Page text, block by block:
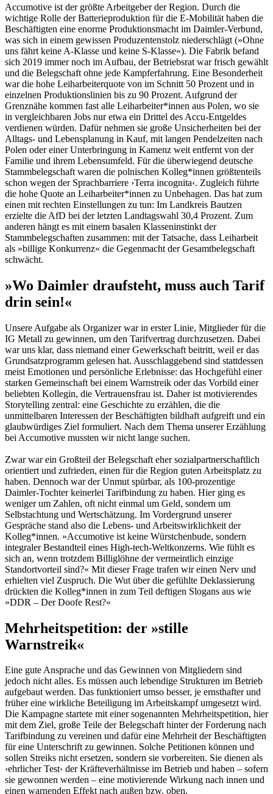
Accumotive ist der größte Arbeitgeber der Region. Durch die
wichtige Rolle der Batte­rieproduktion für die E-Mobilität haben die
Beschäftigten eine enorme Produktionsmacht im Daimler-Verbund,
was sich in einem gewissen Produzentenstolz niederschlägt (»Ohne
uns fährt keine A-Klasse und keine S-Klasse«). Die Fabrik befand
sich 2019 immer noch im Aufbau, der Betriebsrat war frisch gewählt
und die Belegschaft ohne jede Kampf­erfahrung. Eine Besonderheit
war die hohe Leiharbeiterquote von im Schnitt 50 Prozent und in
einzelnen Produktionslinien bis zu 90 Prozent. Aufgrund der
Grenznähe kommen fast alle Leiharbeiter*innen aus Polen, wo sie
in vergleichbaren Jobs nur etwa ein Drittel des Accu-Entgeldes
verdienen würden. Dafür nehmen sie große Unsicherheiten bei der
All­tags- und Lebensplanung in Kauf, mit langen Pendelzeiten nach
Polen oder einer Unterbrin­gung in Kamenz weit entfernt von der
Familie und ihrem Lebensumfeld. Für die überwiegend deutsche
Stammbelegschaft waren die polni­schen Kolleg*innen größtenteils
schon wegen der Sprachbarriere ›Terra incognita‹. Zugleich führte
die hohe Quote an Leiharbeiter*innen zu Unbehagen. Das hat zum
einen mit rechten Einstellungen zu tun: Im Landkreis Bautzen
erzielte die AfD bei der letzten Landtagswahl 30,4 Prozent. Zum
anderen hängt es mit einem basalen Klasseninstinkt der
Stammbelegschaf­ten zusammen: mit der Tatsache, dass Leihar­beit
als »billige Konkurrenz« die Gegenmacht der Gesamtbelegschaft
schwächt.
»Wo Daimler draufsteht, muss auch Tarif
drin sein!«
Unsere Aufgabe als Organizer war in erster Li­nie, Mitglieder für die
IG Metall zu gewinnen, um den Tarifvertrag durchzusetzen. Dabei
war uns klar, dass niemand einer Gewerkschaft beitritt, weil er das
Grundsatzprogramm gelesen hat. Ausschlaggebend sind stattdessen
meist Emotionen und persönliche Erlebnisse: das Hochgefühl einer
starken Gemeinschaft bei einem Warnstreik oder das Vorbild einer
beliebten Kollegin, die Vertrauensfrau ist. Da­her ist motivierendes
Storytelling zentral: eine Geschichte zu erzählen, die die
unmittelbaren Interessen der Beschäftigten bildhaft aufgreift und ein
glaubwürdiges Ziel formuliert. Nach dem Thema unserer Erzählung
bei Accumoti­ve mussten wir nicht lange suchen.
Zwar war ein Großteil der Belegschaft eher sozialpartnerschaftlich
orientiert und zufrieden, einen für die Region guten Arbeitsplatz zu
haben. Dennoch war der Unmut spürbar, als 100-prozentige
Daimler-Tochter keinerlei Ta­rifbindung zu haben. Hier ging es
weniger um Zahlen, oft nicht einmal um Geld, sondern um
Selbstachtung und Wertschätzung. Im Vorder­grund unserer
Gespräche stand also die Lebens- und Arbeitswirklichkeit der
Kolleg*innen. »Accumotive ist keine Würstchenbude, sondern
integraler Bestandteil eines High-tech-Weltkonzerns. Wie fühlt es
sich an, wenn trotzdem Billiglöhne der vermeintlich einzige
Standortvorteil sind?« Mit dieser Frage trafen wir einen Nerv und
erhielten viel Zuspruch. Die Wut über die gefühlte Deklassierung
drückten die Kolleg*innen in zum Teil deftigen Slogans aus wie
»DDR – Der Doofe Rest?«
Mehrheitspetition: der »stille
Warnstreik«
Eine gute Ansprache und das Gewinnen von Mitgliedern sind
jedoch nicht alles. Es müssen auch lebendige Strukturen im Betrieb
aufgebaut werden. Das funktioniert umso bes­ser, je ernsthafter und
früher eine wirkliche Beteiligung im Arbeitskampf umgesetzt wird.
Die Kampagne startete mit einer sogenannten Mehrheitspetition, hier
mit dem Ziel, große Teile der Belegschaft hinter der Forderung nach
Tarifbindung zu vereinen und dafür eine Mehrheit der Beschäftigten
für eine Unter­schrift zu gewinnen. Solche Petitionen können und
sollen Streiks nicht ersetzen, sondern sie vorbereiten. Sie dienen als
›ehrlicher Test‹ der Kräfteverhältnisse im Betrieb und haben – sofern
sie gewonnen werden – eine motivierende Wirkung nach innen und
einen warnenden Effekt nach außen bzw. oben.